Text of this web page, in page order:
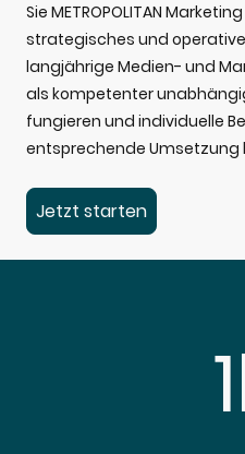
Sie METROPOLITAN
strategisches und
langjährige Medien- und
als kompetenter
fungieren und individuelle
entsprechende Umsetzung
Jetzt starten